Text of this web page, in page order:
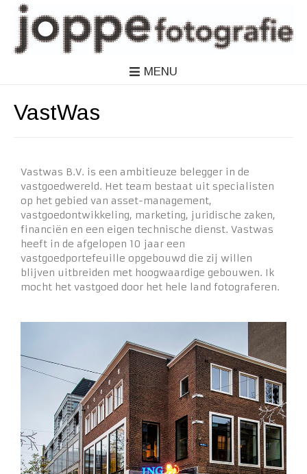
MENU
VastWas
Vastwas B.V. is een ambitieuze belegger in de
vastgoedwereld. Het team bestaat uit specialisten
op het gebied van asset-management,
vastgoedontwikkeling, marketing, juridische zaken,
financiën en een eigen technische dienst. Vastwas
heeft in de afgelopen 10 jaar een
vastgoedportefeuille opgebouwd die zij willen
blijven uitbreiden met hoogwaardige gebouwen. Ik
mocht het vastgoed door het hele land fotograferen.